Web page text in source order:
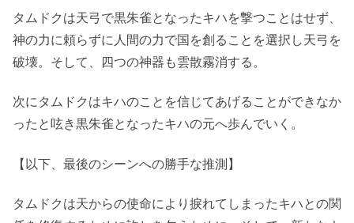
タムドクは天弓で黒朱雀となったキハを撃つことはせず、
神の力に頼らずに人間の力で国を創ることを選択し天弓を
破壊。そして、四つの神器も雲散霧消する。
次にタムドクはキハのことを信じてあげることができなか
ったと呟き黒朱雀となったキハの元へ歩んでいく。
【以下、最後のシーンへの勝手な推測】
タムドクは天からの使命により捩れてしまったキハとの関